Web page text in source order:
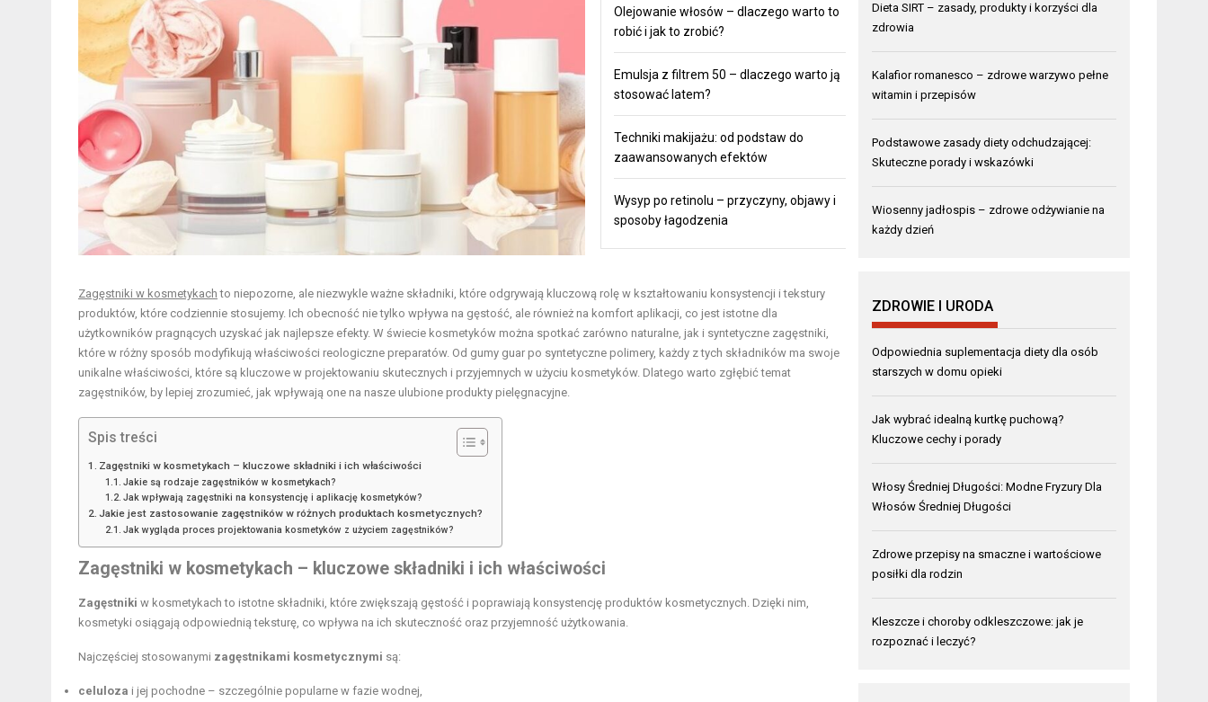
Olejowanie włosów – dlaczego warto to
robić i jak to zrobić?
Emulsja z filtrem 50 – dlaczego warto ją
stosować latem?
Techniki makijażu: od podstaw do
zaawansowanych efektów
Wysyp po retinolu – przyczyny, objawy i
sposoby łagodzenia
Zagęstniki w kosmetykach to niepozorne, ale niezwykle ważne składniki, które odgrywają kluczową rolę w kształtowaniu konsystencji i tekstury
produktów, które codziennie stosujemy. Ich obecność nie tylko wpływa na gęstość, ale również na komfort aplikacji, co jest istotne dla
użytkowników pragnących uzyskać jak najlepsze efekty. W świecie kosmetyków można spotkać zarówno naturalne, jak i syntetyczne zagęstniki,
które w różny sposób modyfikują właściwości reologiczne preparatów. Od gumy guar po syntetyczne polimery, każdy z tych składników ma swoje
unikalne właściwości, które są kluczowe w projektowaniu skutecznych i przyjemnych w użyciu kosmetyków. Dlatego warto zgłębić temat
zagęstników, by lepiej zrozumieć, jak wpływają one na nasze ulubione produkty pielęgnacyjne.
Spis treści
Zagęstniki w kosmetykach – kluczowe składniki i ich właściwości
Jakie są rodzaje zagęstników w kosmetykach?
Jak wpływają zagęstniki na konsystencję i aplikację kosmetyków?
Jakie jest zastosowanie zagęstników w różnych produktach kosmetycznych?
Jak wygląda proces projektowania kosmetyków z użyciem zagęstników?
Zagęstniki w kosmetykach – kluczowe składniki i ich właściwości
Zagęstniki w kosmetykach to istotne składniki, które zwiększają gęstość i poprawiają konsystencję produktów kosmetycznych. Dzięki nim,
kosmetyki osiągają odpowiednią teksturę, co wpływa na ich skuteczność oraz przyjemność użytkowania.
Najczęściej stosowanymi zagęstnikami kosmetycznymi są:
celuloza i jej pochodne – szczególnie popularne w fazie wodnej,
Dieta SIRT – zasady, produkty i korzyści dla
zdrowia
Kalafior romanesco – zdrowe warzywo pełne
witamin i przepisów
Podstawowe zasady diety odchudzającej:
Skuteczne porady i wskazówki
Wiosenny jadłospis – zdrowe odżywianie na
każdy dzień
ZDROWIE I URODA
Odpowiednia suplementacja diety dla osób
starszych w domu opieki
Jak wybrać idealną kurtkę puchową?
Kluczowe cechy i porady
Włosy Średniej Długości: Modne Fryzury Dla
Włosów Średniej Długości
Zdrowe przepisy na smaczne i wartościowe
posiłki dla rodzin
Kleszcze i choroby odkleszczowe: jak je
rozpoznać i leczyć?